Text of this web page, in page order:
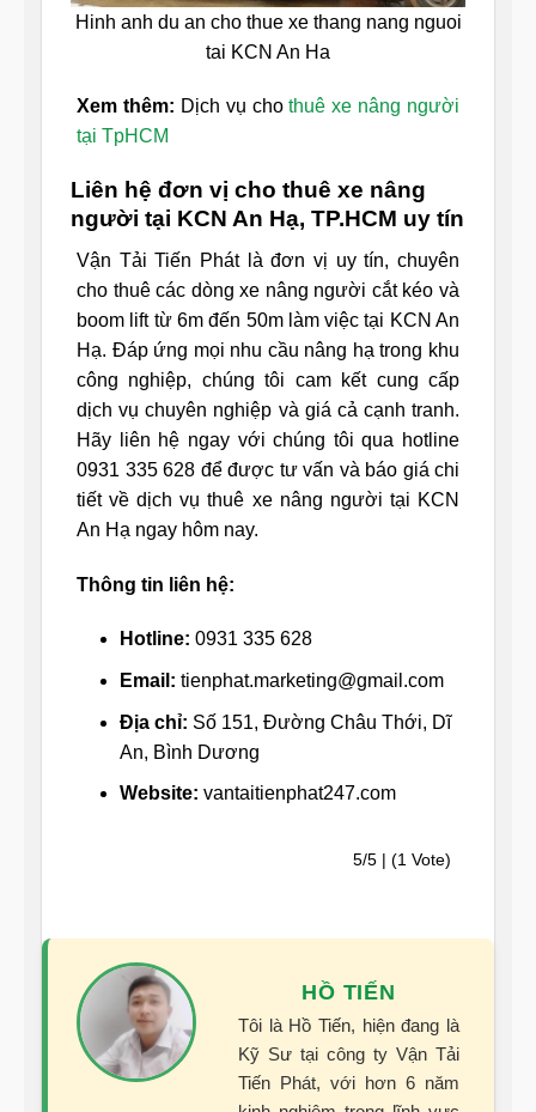
Hinh anh du an cho thue xe thang nang nguoi
tai KCN An Ha
Xem thêm: Dịch vụ chothuê xe nâng người
tại TpHCM
Liên hệ đơn vị cho thuê xe nâng
người tại KCN An Hạ, TP.HCM uy tín
Vận Tải Tiến Phát là đơn vị uy tín, chuyên
cho thuê các dòng xe nâng người cắt kéo và
boom lift từ 6m đến 50m làm việc tại KCN An
Hạ. Đáp ứng mọi nhu cầu nâng hạ trong khu
công nghiệp, chúng tôi cam kết cung cấp
dịch vụ chuyên nghiệp và giá cả cạnh tranh.
Hãy liên hệ ngay với chúng tôi qua hotline
0931 335 628 để được tư vấn và báo giá chi
tiết về dịch vụ thuê xe nâng người tại KCN
An Hạ ngay hôm nay.
Thông tin liên hệ:
Hotline: 0931 335 628
Email: tienphat.marketing@gmail.com
Địa chỉ: Số 151, Đường Châu Thới, Dĩ
An, Bình Dương
Website: vantaitienphat247.com
5/5 | (1 Vote)
HỒ TIẾN
Tôi là Hồ Tiến, hiện đang là
Kỹ Sư tại công ty Vận Tải
Tiến Phát, với hơn 6 năm